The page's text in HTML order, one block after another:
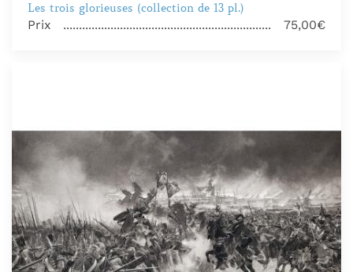
Les trois glorieuses (collection de 13 pl.)
Prix 75,00€